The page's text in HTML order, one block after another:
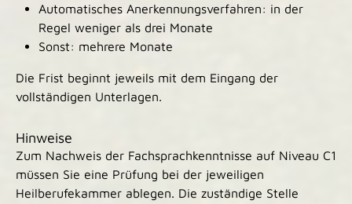
Automatisches Anerkennungsverfahren: in der
Regel weniger als drei Monate
Sonst: mehrere Monate
Die Frist beginnt jeweils mit dem Eingang der
vollständigen Unterlagen.
Hinweise
Zum Nachweis der Fachsprachkenntnisse auf Niveau C1
müssen Sie eine Prüfung bei der jeweiligen
Heilberufekammer ablegen. Die zuständige Stelle